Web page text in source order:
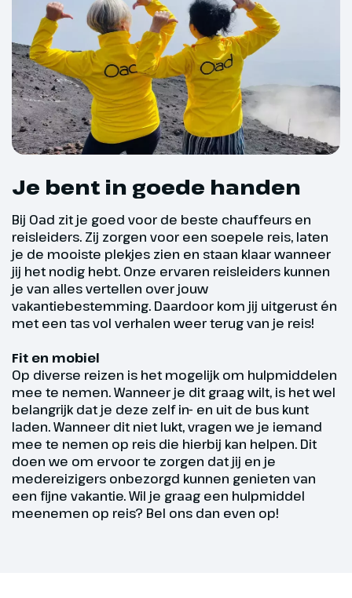
Dag 4
Zuidwest kust naar
Palermo
265 km
Via een prachtige route langs de
zuidwestkust rijden we naar de
zogenaamde Turkse Trappen,
een bijzondere rotsformatie van
piraten hier aan land zijn gegaan
om de Siciliaen aan te vallen.
Indien de tijd het toelaat
bezoeken we nog de Hellenische
Tempel van Segesta (€). In de
middag bezoeken we de
prachtige kathedraal van
Marsala. Bij de zoutpannen van
Je bent in goede handen
Bij Oad zit je goed voor de beste chauffeurs en
reisleiders. Zij zorgen voor een soepele reis, laten
je de mooiste plekjes zien en staan klaar wanneer
jij het nodig hebt. Onze ervaren reisleiders kunnen
je van alles vertellen over jouw
vakantiebestemming. Daardoor kom jij uitgerust én
met een tas vol verhalen weer terug van je reis!
Fit en mobiel
Op diverse reizen is het mogelijk om hulpmiddelen
mee te nemen. Wanneer je dit graag wilt, is het wel
belangrijk dat je deze zelf in- en uit de bus kunt
laden. Wanneer dit niet lukt, vragen we je iemand
mee te nemen op reis die hierbij kan helpen. Dit
doen we om ervoor te zorgen dat jij en je
medereizigers onbezorgd kunnen genieten van
een fijne vakantie. Wil je graag een hulpmiddel
meenemen op reis? Bel ons dan even op!
kunnen genieten van een fijne vakantie.
Twijfel je of je fit genoeg bent voor deze rondreis?
Bel ons dan even op. We denken graag met je mee!